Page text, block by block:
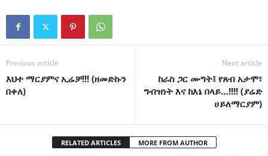
Previous article
እህተ ማርያምና ኢሬቻ!!! (ዘመድኩን
በቀለ)
Next article
ከራስ ጋር ሙግት፤ የጸብ አታሞ፣
ግብዝነት እና ከእኔ በላይ…!!!! (ያሬድ
ሀይለማርያም)
RELATED ARTICLES MORE FROM AUTHOR